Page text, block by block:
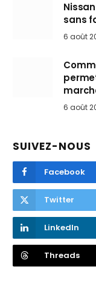
sans
6 août
6 août
SUIVEZ-NOUS
Facebook
Twitter
LinkedIn
Threads